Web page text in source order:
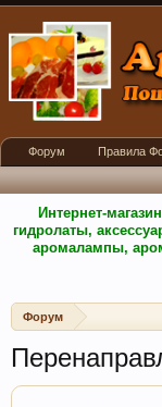
Интернет-
гидролаты,
аромалампы,
Форум
Форум Правила